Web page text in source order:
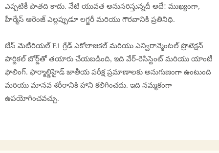
ఎప్పటికీ పాతది కాదు. నేటి యువత అనుసరిస్తున్నదీ అదే! ముఖ్యంగా,
హీర్మేస్ ఆరెంజ్ ఎల్లప్పుడూ లగ్జరీ మరియు గౌరవానికి ప్రతినిధి.
బేస్ మెటీరియల్ E1 గ్రేడ్ ఎకోలాజికల్ మరియు ఎన్విరాన్మెంటల్ ప్రొటెక్షన్
పార్టికల్ బోర్డ్‌తో తయారు చేయబడింది, ఇది వేర్-రెసిస్టెంట్ మరియు యాంటీ
ఫౌలింగ్. ఫార్మాల్డిహైడ్ జాతీయ పరీక్ష ప్రమాణాలకు అనుగుణంగా ఉంటుంది
మరియు మానవ శరీరానికి హాని కలిగించదు. ఇది నమ్మకంగా
ఉపయోగించవచ్చు.